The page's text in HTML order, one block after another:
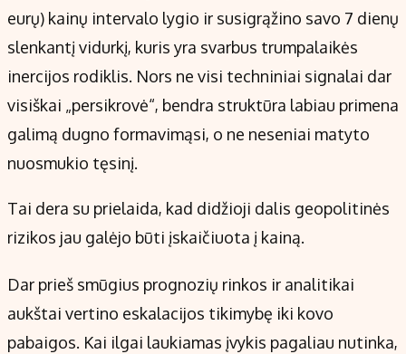
eurų) kainų intervalo lygio ir susigrąžino savo 7 dienų
slenkantį vidurkį, kuris yra svarbus trumpalaikės
inercijos rodiklis. Nors ne visi techniniai signalai dar
visiškai „persikrovė“, bendra struktūra labiau primena
galimą dugno formavimąsi, o ne neseniai matyto
nuosmukio tęsinį.
Tai dera su prielaida, kad didžioji dalis geopolitinės
rizikos jau galėjo būti įskaičiuota į kainą.
Dar prieš smūgius prognozių rinkos ir analitikai
aukštai vertino eskalacijos tikimybę iki kovo
pabaigos. Kai ilgai laukiamas įvykis pagaliau nutinka,